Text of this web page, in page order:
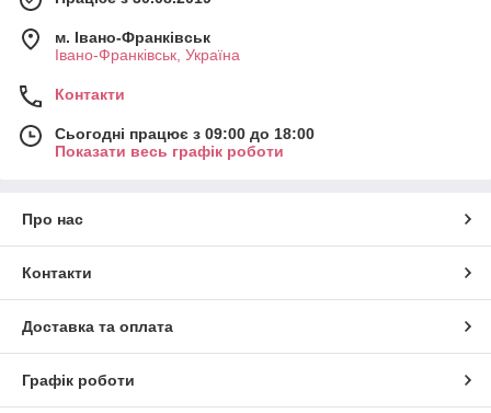
м. Івано-Франківськ
Івано-Франківськ, Україна
Контакти
Сьогодні працює з 09:00 до 18:00
Показати весь графік роботи
Про нас
Контакти
Доставка та оплата
Графік роботи